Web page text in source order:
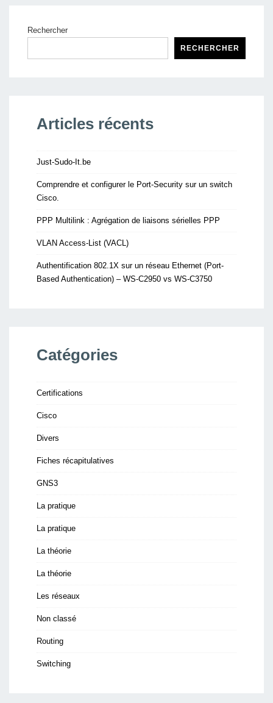
Rechercher
RECHERCHER
Articles récents
Just-Sudo-It.be
Comprendre et configurer le Port-Security sur un switch
Cisco.
PPP Multilink : Agrégation de liaisons sérielles PPP
VLAN Access-List (VACL)
Authentification 802.1X sur un réseau Ethernet (Port-
Based Authentication) – WS-C2950 vs WS-C3750
Catégories
Certifications
Cisco
Divers
Fiches récapitulatives
GNS3
La pratique
La pratique
La théorie
La théorie
Les réseaux
Non classé
Routing
Switching